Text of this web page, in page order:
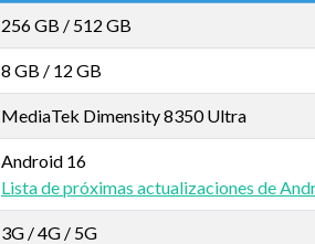
256 GB / 512 GB
8 GB / 12 GB
MediaTek Dimensity 8350 Ultra
Android 16
Lista de próximas actualizaciones de
3G / 4G / 5G